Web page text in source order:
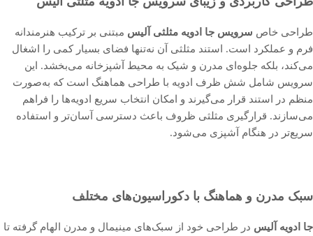
طراحی خاص سرویس جا ادویه مثلثی آلیس مبتنی بر ترکیب هنرمندانه
فرم و عملکرد است. استند مثلثی آن نه‌تنها فضای بسیار کمی را اشغال
می‌کند، بلکه جلوه‌ای مدرن و شیک به محیط آشپزخانه می‌بخشد. این
سرویس شامل شش ظرف ادویه با طراحی هماهنگ است که به‌صورت
منظم در استند قرار می‌گیرند و امکان انتخاب سریع ادویه‌ها را فراهم
می‌سازند. قرارگیری مثلثی ظروف باعث دسترسی آسان‌تر و استفاده
سریع‌تر در هنگام آشپزی می‌شود.
سبک مدرن و هماهنگ با دکوراسیون‌های مختلف
جا ادویه آلیس در طراحی خود از سبک‌های مینیمال و مدرن الهام گرفته تا